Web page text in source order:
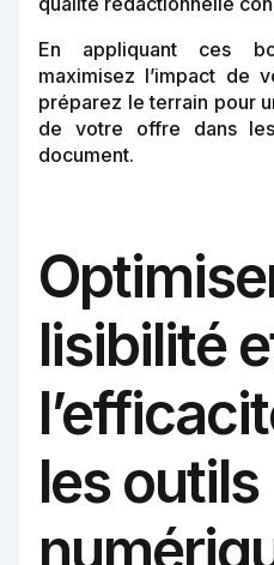
En appliquant ces
maximisez l’impact de
préparez le terrain pour
de votre offre dans
document.
lisibilité
les outils